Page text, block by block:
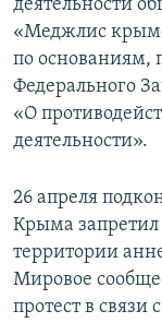
деятельности
«Меджлис
по основаниям,
Федерального
«О
деятельности».
26 апреля
Крыма запретил
территории
Мировое
протест в